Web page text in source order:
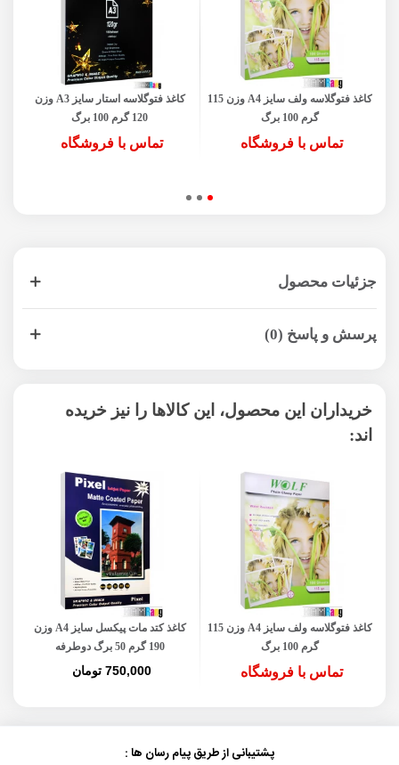
کاغذ فتوگلاسه ولف سایز A4 وزن 115
گرم 100 برگ
تماس با فروشگاه
کاغذ فتوگلاسه استار سایز A3 وزن
120 گرم 100 برگ
تماس با فروشگاه
جزئیات محصول
پرسش و پاسخ (0)
خریداران این محصول، این کالاها را نیز خریده
اند:
کاغذ فتوگلاسه ولف سایز A4 وزن 115
گرم 100 برگ
تماس با فروشگاه
کاغذ کتد مات پیکسل سایز A4 وزن
190 گرم 50 برگ دوطرفه
750,000 تومان
پشتیبانی از طریق پیام رسان ها :